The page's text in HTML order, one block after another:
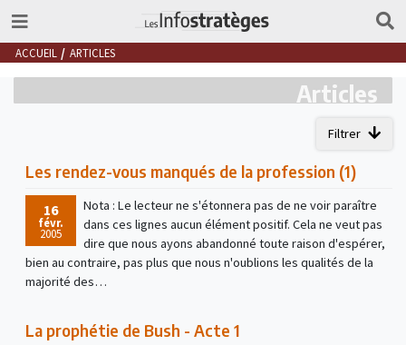
ACCUEIL ARTICLES
Articles
Filtrer
Les rendez-vous manqués de la profession (1)
16
févr.
2005
Nota : Le lecteur ne s'étonnera pas de ne voir paraître
dans ces lignes aucun élément positif. Cela ne veut pas
dire que nous ayons abandonné toute raison d'espérer,
bien au contraire, pas plus que nous n'oublions les qualités de la
majorité des…
La prophétie de Bush - Acte 1